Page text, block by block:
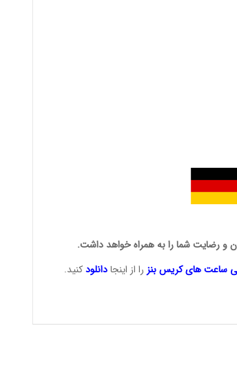
و رضایت شما را به همراه خواهد داشت.
ساعت هایکریس بنزرا از اینجا دانلودکنید.